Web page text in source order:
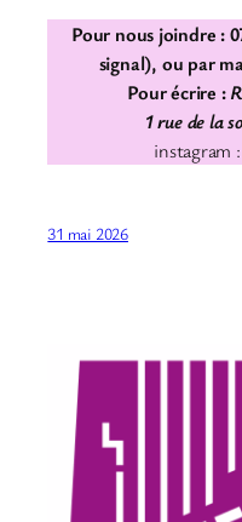
Pour nous joindre :
signal), ou par
Pour écrire :
1 rue de la
instagram
31 mai 2026